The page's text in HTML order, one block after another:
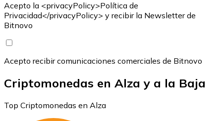
Acepto la <privacyPolicy>Política de
Privacidad</privacyPolicy> y recibir la Newsletter de
Bitnovo
Acepto recibir comunicaciones comerciales de Bitnovo
Criptomonedas en Alza y a la Baja
Top Criptomonedas en Alza